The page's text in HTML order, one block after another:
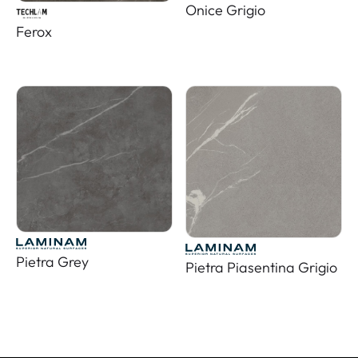
Ferox
Onice Grigio
Pietra Grey Pietra Piasentina Grigio